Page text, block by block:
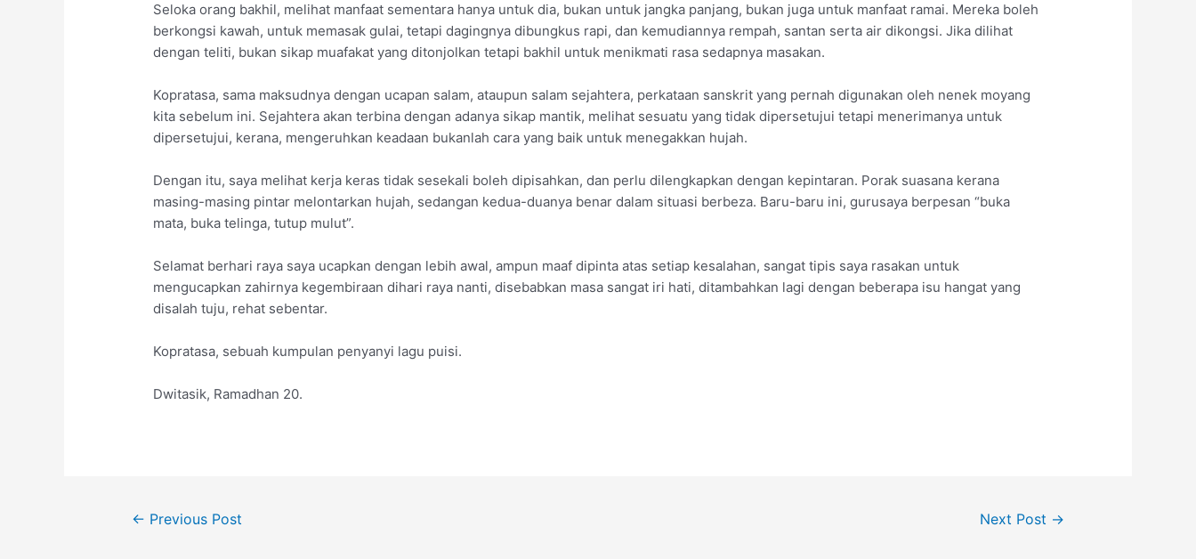
Seloka orang bakhil, melihat manfaat sementara hanya untuk dia, bukan untuk jangka panjang, bukan juga untuk manfaat ramai. Mereka boleh
berkongsi kawah, untuk memasak gulai, tetapi dagingnya dibungkus rapi, dan kemudiannya rempah, santan serta air dikongsi. Jika dilihat
dengan teliti, bukan sikap muafakat yang ditonjolkan tetapi bakhil untuk menikmati rasa sedapnya masakan.
Kopratasa, sama maksudnya dengan ucapan salam, ataupun salam sejahtera, perkataan sanskrit yang pernah digunakan oleh nenek moyang
kita sebelum ini. Sejahtera akan terbina dengan adanya sikap mantik, melihat sesuatu yang tidak dipersetujui tetapi menerimanya untuk
dipersetujui, kerana, mengeruhkan keadaan bukanlah cara yang baik untuk menegakkan hujah.
Dengan itu, saya melihat kerja keras tidak sesekali boleh dipisahkan, dan perlu dilengkapkan dengan kepintaran. Porak suasana kerana
masing-masing pintar melontarkan hujah, sedangan kedua-duanya benar dalam situasi berbeza. Baru-baru ini, gurusaya berpesan “buka
mata, buka telinga, tutup mulut”.
Selamat berhari raya saya ucapkan dengan lebih awal, ampun maaf dipinta atas setiap kesalahan, sangat tipis saya rasakan untuk
mengucapkan zahirnya kegembiraan dihari raya nanti, disebabkan masa sangat iri hati, ditambahkan lagi dengan beberapa isu hangat yang
disalah tuju, rehat sebentar.
Kopratasa, sebuah kumpulan penyanyi lagu puisi.
Dwitasik, Ramadhan 20.
← Previous Post Next Post →